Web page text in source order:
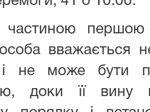
частиною першою
вважається
не може бути
доки її